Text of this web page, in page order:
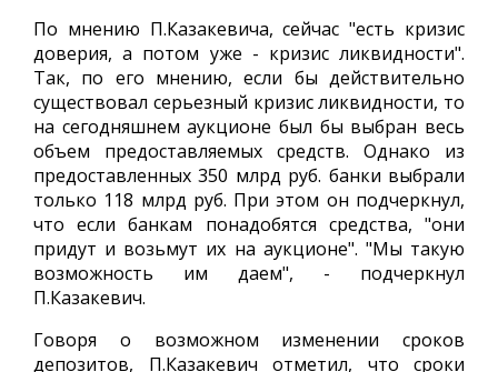
По мнению П.Казакевича, сейчас "есть кризис
доверия, а потом уже - кризис ликвидности".
Так, по его мнению, если бы действительно
существовал серьезный кризис ликвидности, то
на сегодняшнем аукционе был бы выбран весь
объем предоставляемых средств. Однако из
предоставленных 350 млрд руб. банки выбрали
только 118 млрд руб. При этом он подчеркнул,
что если банкам понадобятся средства, "они
придут и возьмут их на аукционе". "Мы такую
возможность им даем", - подчеркнул
П.Казакевич.
Говоря о возможном изменении сроков
депозитов, П.Казакевич отметил, что сроки